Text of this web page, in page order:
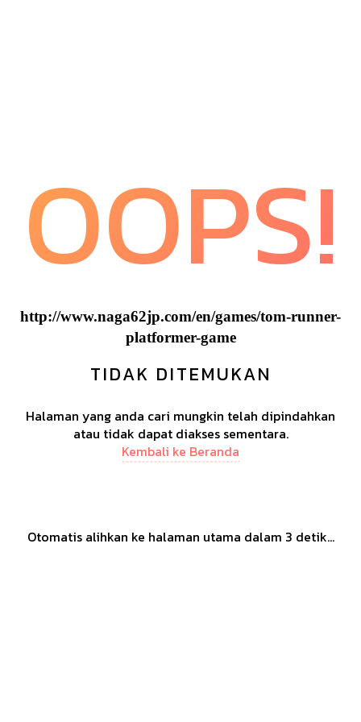
OOPS!
http://www.naga62jp.com/en/games/tom-runner-
platformer-game
TIDAK DITEMUKAN
Halaman yang anda cari mungkin telah dipindahkan
atau tidak dapat diakses sementara.
Kembali ke Beranda
Otomatis alihkan ke halaman utama dalam 3 detik...